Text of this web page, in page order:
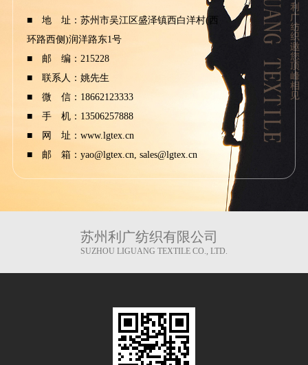
■ 地 址：苏州市吴江区盛泽镇西白洋村(西
环路西侧)润洋路东1号
■ 邮 编：215228
■ 联系人：姚先生
■ 微 信：18662123333
■ 手 机：13506257888
■ 网 址：www.lgtex.cn
■ 邮 箱：yao@lgtex.cn, sales@lgtex.cn
苏州利广纺织有限公司
SUZHOU LIGUANG TEXTILE CO., LTD.